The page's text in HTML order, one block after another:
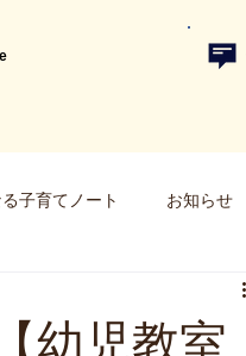
子育てノート お知らせ
幼児教室